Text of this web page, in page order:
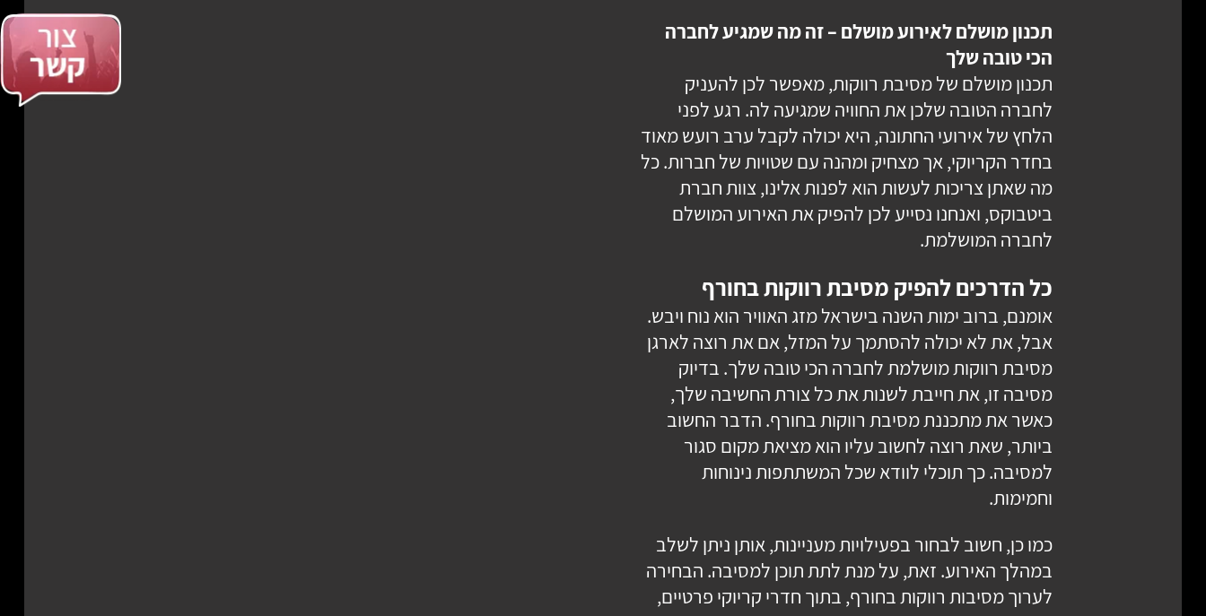
תכנון מושלם לאירוע מושלם – זה מה שמגיע לחברה
הכי טובה שלך
תכנון מושלם של מסיבת רווקות, מאפשר לכן להעניק
לחברה הטובה שלכן את החוויה שמגיעה לה. רגע לפני
הלחץ של אירועי החתונה, היא יכולה לקבל ערב רועש מאוד
בחדר הקריוקי, אך מצחיק ומהנה עם שטויות של חברות. כל
מה שאתן צריכות לעשות הוא לפנות אלינו, צוות חברת
ביטבוקס, ואנחנו נסייע לכן להפיק את האירוע המושלם
לחברה המושלמת.
כל הדרכים להפיק מסיבת רווקות בחורף
אומנם, ברוב ימות השנה בישראל מזג האוויר הוא נוח ויבש.
אבל, את לא יכולה להסתמך על המזל, אם את רוצה לארגן
מסיבת רווקות מושלמת לחברה הכי טובה שלך. בדיוק
מסיבה זו, את חייבת לשנות את כל צורת החשיבה שלך,
כאשר את מתכננת מסיבת רווקות בחורף. הדבר החשוב
ביותר, שאת רוצה לחשוב עליו הוא מציאת מקום סגור
למסיבה. כך תוכלי לוודא שכל המשתתפות נינוחות
וחמימות.
כמו כן, חשוב לבחור בפעילויות מעניינות, אותן ניתן לשלב
במהלך האירוע. זאת, על מנת לתת תוכן למסיבה. הבחירה
לערוך מסיבות רווקות בחורף, בתוך חדרי קריוקי פרטיים,